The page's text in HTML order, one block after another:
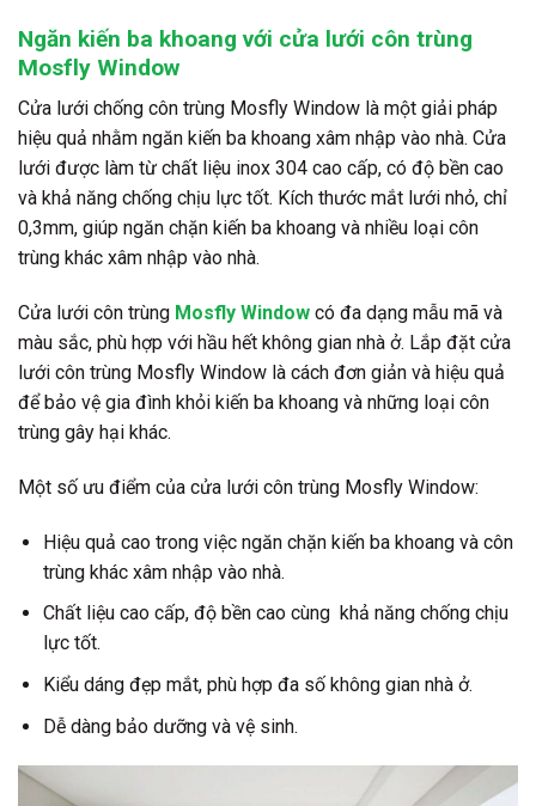
Ngăn kiến ba khoang với cửa lưới côn trùng
Mosfly Window
Cửa lưới chống côn trùng Mosfly Window là một giải pháp
hiệu quả nhằm ngăn kiến ba khoang xâm nhập vào nhà. Cửa
lưới được làm từ chất liệu inox 304 cao cấp, có độ bền cao
và khả năng chống chịu lực tốt. Kích thước mắt lưới nhỏ, chỉ
0,3mm, giúp ngăn chặn kiến ba khoang và nhiều loại côn
trùng khác xâm nhập vào nhà.
Cửa lưới côn trùng Mosfly Window có đa dạng mẫu mã và
màu sắc, phù hợp với hầu hết không gian nhà ở. Lắp đặt cửa
lưới côn trùng Mosfly Window là cách đơn giản và hiệu quả
để bảo vệ gia đình khỏi kiến ba khoang và những loại côn
trùng gây hại khác.
Một số ưu điểm của cửa lưới côn trùng Mosfly Window:
Hiệu quả cao trong việc ngăn chặn kiến ba khoang và côn
trùng khác xâm nhập vào nhà.
Chất liệu cao cấp, độ bền cao cùng khả năng chống chịu
lực tốt.
Kiểu dáng đẹp mắt, phù hợp đa số không gian nhà ở.
Dễ dàng bảo dưỡng và vệ sinh.